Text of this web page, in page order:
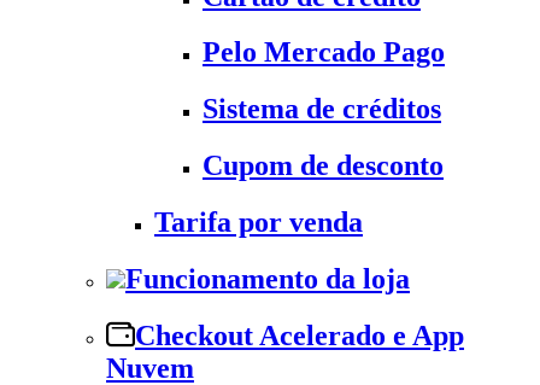
Pelo Mercado Pago
Sistema de créditos
Cupom de desconto
Tarifa por venda
Funcionamento da loja
Checkout Acelerado e App
Nuvem